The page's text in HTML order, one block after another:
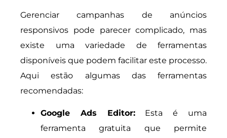
Gerenciar campanhas de anúncios
responsivos pode parecer complicado, mas
existe uma variedade de ferramentas
disponíveis que podem facilitar este processo.
Aqui estão algumas das ferramentas
recomendadas:
Google Ads Editor:Esta é uma
ferramenta gratuita que permite